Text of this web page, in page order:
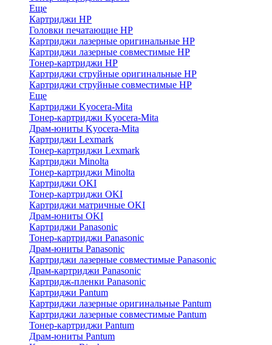
Еще
Картриджи HP
Головки печатающие HP
Картриджи лазерные оригинальные HP
Картриджи лазерные совместимые HP
Тонер-картриджи HP
Картриджи струйные оригинальные HP
Картриджи струйные совместимые HP
Еще
Картриджи Kyocera-Mita
Тонер-картриджи Kyocera-Mita
Драм-юниты Kyocera-Mita
Картриджи Lexmark
Тонер-картриджи Lexmark
Картриджи Minolta
Тонер-картриджи Minolta
Картриджи OKI
Тонер-картриджи OKI
Картриджи матричные OKI
Драм-юниты OKI
Картриджи Panasonic
Тонер-картриджи Panasonic
Драм-юниты Panasonic
Картриджи лазерные совместимые Panasonic
Драм-картриджи Panasonic
Картридж-пленки Panasonic
Картриджи Pantum
Картриджи лазерные оригинальные Pantum
Картриджи лазерные совместимые Pantum
Тонер-картриджи Pantum
Драм-юниты Pantum